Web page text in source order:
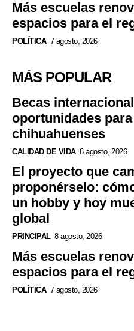
Más escuelas
espacios para el
POLÍTICA 7 agosto, 2026
MÁS POPULAR
Becas
oportunidades
chihuahuenses
CALIDAD DE VIDA 8 agosto, 2026
El proyecto que
proponérselo:
un hobby y hoy
global
PRINCIPAL 8 agosto, 2026
Más escuelas
espacios para el
POLÍTICA 7 agosto, 2026